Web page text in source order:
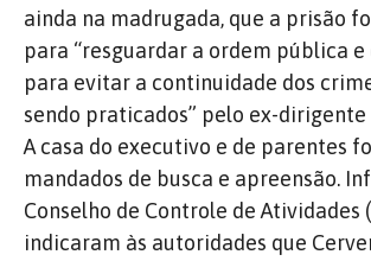
ainda na madrugada, que a prisão
para “resguardar a ordem pública e
para evitar a continuidade dos
sendo praticados” pelo ex-
A casa do executivo e de parentes
mandados de busca e apreensão.
Conselho de Controle de Atividades
indicaram às autoridades que